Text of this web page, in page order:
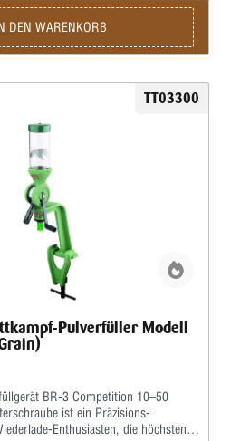
DEN WARENKORB
TT03300
Pulverfüller Modell
BR-3 Competition 10–50
ist ein Präzisions-
Enthusiasten, die höchsten